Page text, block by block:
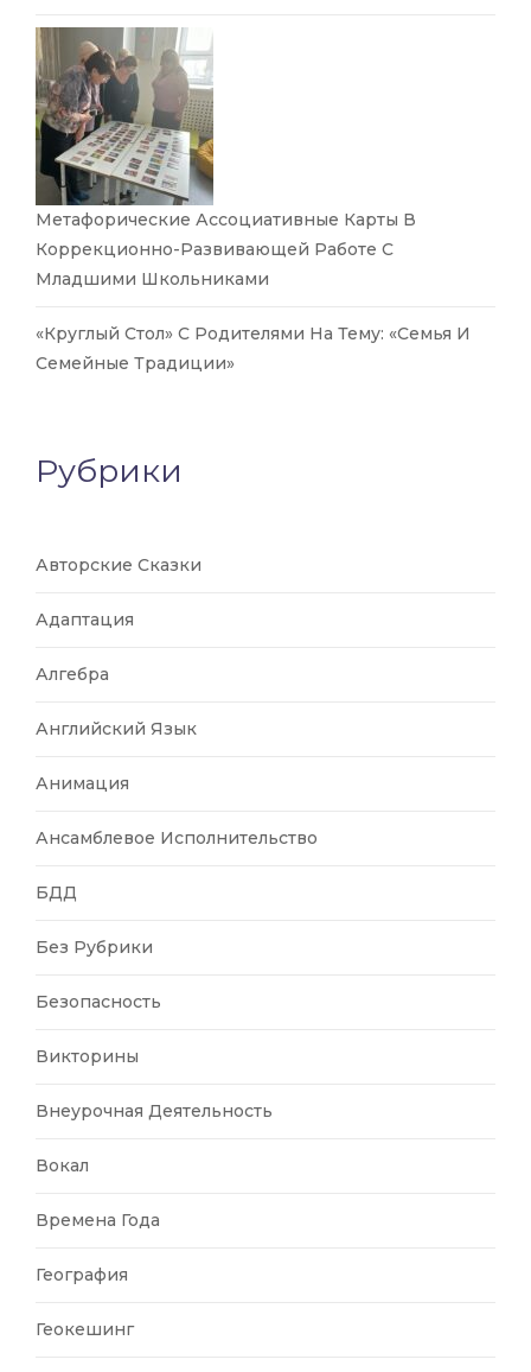
Метафорические Ассоциативные Карты В
Коррекционно-Развивающей Работе С
Младшими Школьниками
«Круглый Стол» С Родителями На Тему: «Семья И
Семейные Традиции»
Рубрики
Авторские Сказки
Адаптация
Алгебра
Английский Язык
Анимация
Ансамблевое Исполнительство
БДД
Без Рубрики
Безопасность
Викторины
Внеурочная Деятельность
Вокал
Времена Года
География
Геокешинг